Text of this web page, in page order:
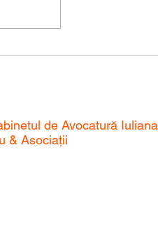
de Avocatură Iuliana
& Asociații